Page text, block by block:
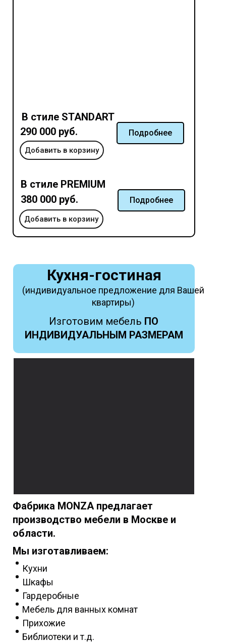
Подробнее
Подробнее
В стиле STANDART
Добавить в корзину
290 000 руб.
В стиле PREMIUM
Добавить в корзину
380 000 руб.
(индивидуальное предложение для Вашей
квартиры)
Кухня-гостиная
Кухни
Шкафы
Гардеробные
Мебель для ванных комнат
Прихожие
Библиотеки и т.д.
Мы изготавливаем:
Изготовим мебель ПО
ИНДИВИДУАЛЬНЫМ РАЗМЕРАМ
Фабрика MONZA предлагает
производство мебели в Москве и
области.